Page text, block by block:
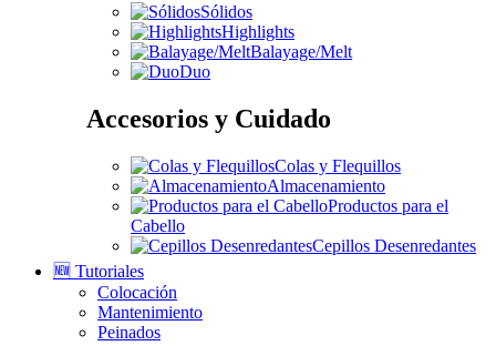
Sólidos
Highlights
Balayage/Melt
Duo
Accesorios y Cuidado
Colas y Flequillos
Almacenamiento
Productos para el
Cabello
Cepillos Desenredantes
🆕 Tutoriales
Colocación
Mantenimiento
Peinados